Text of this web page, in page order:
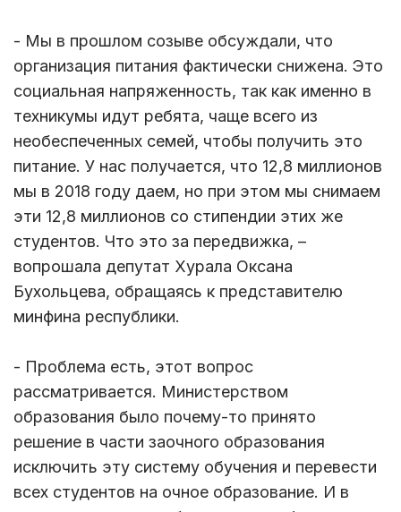
- Мы в прошлом созыве обсуждали, что
организация питания фактически снижена. Это
социальная напряженность, так как именно в
техникумы идут ребята, чаще всего из
необеспеченных семей, чтобы получить это
питание. У нас получается, что 12,8 миллионов
мы в 2018 году даем, но при этом мы снимаем
эти 12,8 миллионов со стипендии этих же
студентов. Что это за передвижка, –
вопрошала депутат Хурала Оксана
Бухольцева, обращаясь к представителю
минфина республики.
- Проблема есть, этот вопрос
рассматривается. Министерством
образования было почему-то принято
решение в части заочного образования
исключить эту систему обучения и перевести
всех студентов на очное образование. И в